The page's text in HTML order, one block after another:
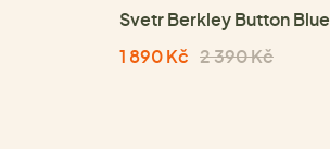
Svetr Berkley Button Blue
1 890 Kč 2 390 Kč